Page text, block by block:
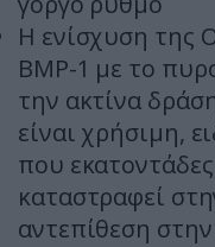
Η ενίσχυση της
BMP-1 με το
την ακτίνα
είναι χρήσιμη,
που
καταστραφεί
αντεπίθεση